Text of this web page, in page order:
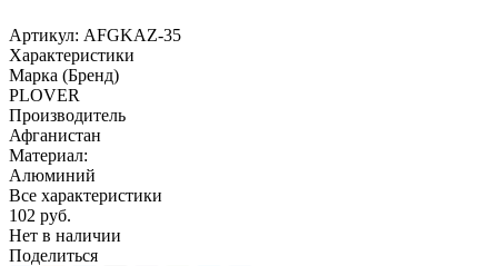
Артикул: AFGKAZ-35
Характеристики
Марка (Бренд)
PLOVER
Производитель
Афганистан
Материал:
Алюминий
Все характеристики
102 руб.
Нет в наличии
Поделиться